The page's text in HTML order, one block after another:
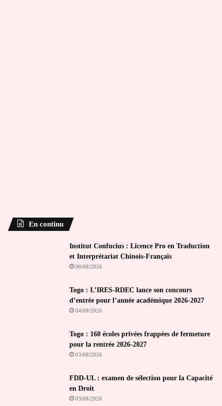
En continu
Institut Confucius : Licence Pro en Traduction
et Interprétariat Chinois-Français
06/08/2026
Togo : L’IRES-RDEC lance son concours
d’entrée pour l’année académique 2026-2027
04/08/2026
Togo : 160 écoles privées frappées de fermeture
pour la rentrée 2026-2027
03/08/2026
FDD-UL : examen de sélection pour la Capacité
en Droit
03/08/2026